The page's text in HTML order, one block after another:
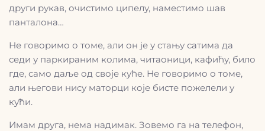
други рукав, очистимо ципелу, наместимо шав
панталона…
Не говоримо о томе, али он је у стању сатима да
седи у паркираним колима, читаоници, кафићу, било
где, само даље од своје куће. Не говоримо о томе,
али његови нису маторци које бисте пожелели у
кући.
Имам друга, нема надимак. Зовемо га на телефон,